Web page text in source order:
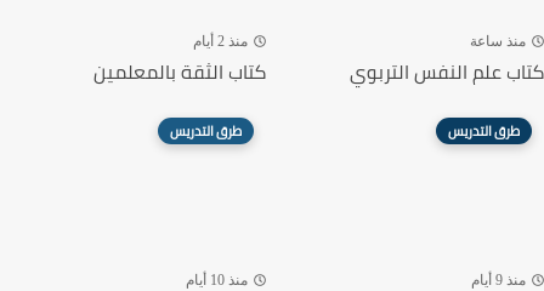
منذ ساعة
كتاب علم النفس التربوي
منذ 2 أيام
كتاب الثقة بالمعلمين
طرق التدريس
منذ 9 أيام
طرق التدريس
منذ 10 أيام